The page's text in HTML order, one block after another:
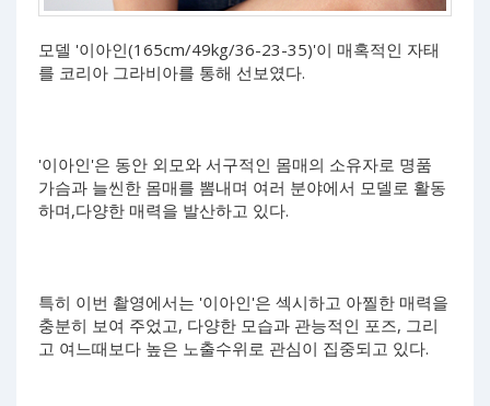
모델 '이아인(165cm/49kg/36-23-35)'이 매혹적인 자태
를 코리아 그라비아를 통해 선보였다.
'이아인'은 동안 외모와 서구적인 몸매의 소유자로 명품
가슴과 늘씬한 몸매를 뽐내며 여러 분야에서 모델로 활동
하며,다양한 매력을 발산하고 있다.
특히 이번 촬영에서는 '이아인'은 섹시하고 아찔한 매력을
충분히 보여 주었고, 다양한 모습과 관능적인 포즈, 그리
고 여느때보다 높은 노출수위로 관심이 집중되고 있다.